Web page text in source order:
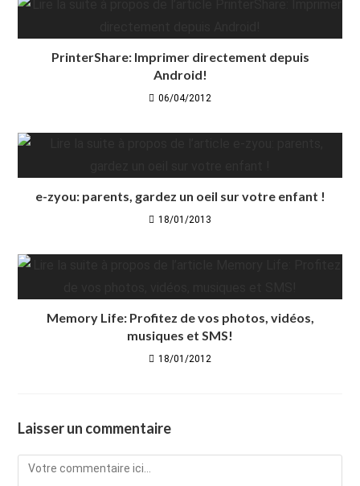
PrinterShare: Imprimer directement depuis
Android!
06/04/2012
e-zyou: parents, gardez un oeil sur votre enfant !
18/01/2013
Memory Life: Profitez de vos photos, vidéos,
musiques et SMS!
18/01/2012
Laisser un commentaire
Comment